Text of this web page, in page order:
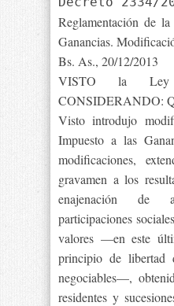
Reglamentación de
Ganancias.
Bs. As., 20/12/2013
VISTO la
CONSIDERANDO:
Visto introdujo
Impuesto a las
modificaciones,
gravamen a los
enajenación de
participaciones
valores —en este
principio de libertad
negociables—,
residentes y